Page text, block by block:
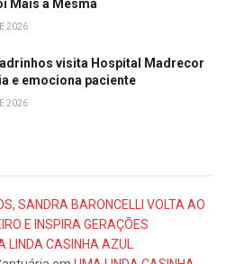
Mais a Mesma
2026
visita Hospital Madrecor
e emociona paciente
2026
SANDRA BARONCELLI VOLTA AO
E INSPIRA GERAÇÕES
LINDA CASINHA AZUL